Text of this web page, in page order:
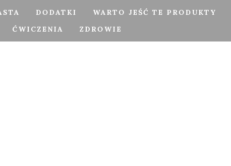
DODATKI
WARTO JEŚĆ TE PRODUKTY
ĆWICZENIA
ZDROWIE